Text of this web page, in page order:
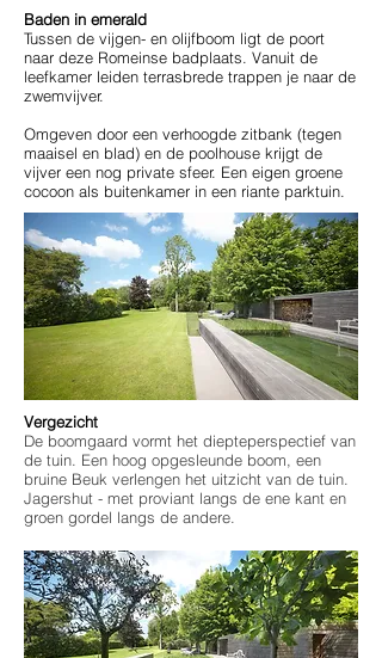
Baden in emerald
Tussen de vijgen- en olijfboom ligt de poort
naar deze Romeinse badplaats. Vanuit de
leefkamer leiden terrasbrede trappen je naar de
zwemvijver.
Omgeven door een verhoogde zitbank (tegen
maaisel en blad) en de poolhouse krijgt de
vijver een nog private sfeer. Een eigen groene
cocoon als buitenkamer in een riante parktuin.
Vergezicht
De boomgaard vormt het diepteperspectief van
de tuin. Een hoog opgesleunde boom, een
bruine Beuk verlengen het uitzicht van de tuin.
Jagershut - met proviant langs de ene kant en
groen gordel langs de andere.